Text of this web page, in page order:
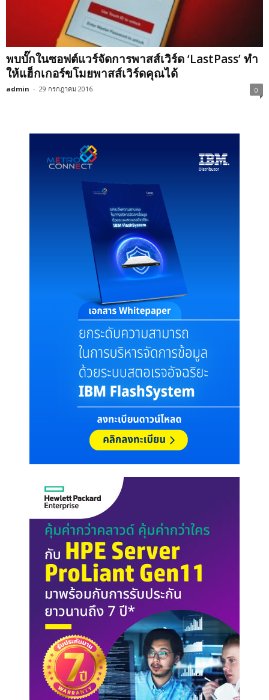
พบบั๊กในซอฟต์แวร์จัดการพาสส์เวิร์ด ‘LastPass’ ทำ
ให้แฮ็กเกอร์ขโมยพาสส์เวิร์ดคุณได้
admin - 29 กรกฎาคม 2016 0